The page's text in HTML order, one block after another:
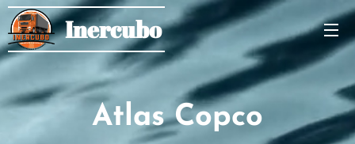
Inercubo
Atlas Copco